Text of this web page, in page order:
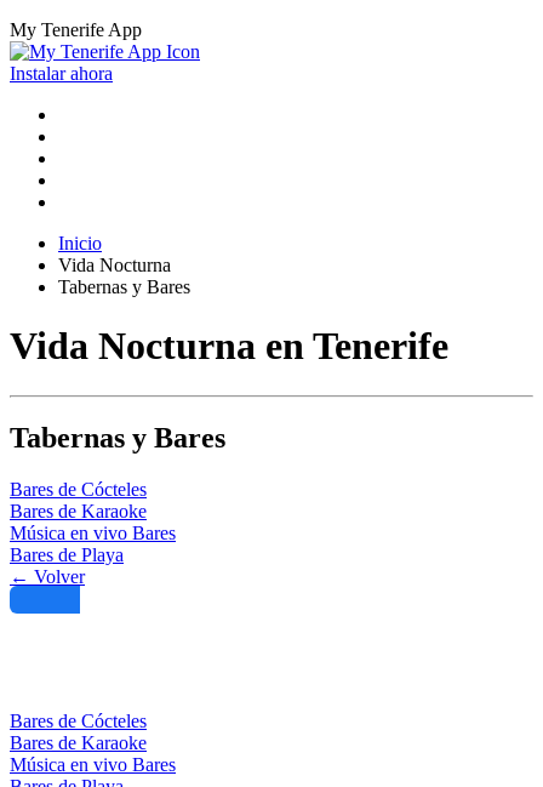
My Tenerife App
Instalar ahora
Inicio
Vida Nocturna
Tabernas y Bares
Vida Nocturna en Tenerife
Tabernas y Bares
Bares de Cócteles
Bares de Karaoke
Música en vivo Bares
Bares de Playa
← Volver
Bares de Cócteles
Bares de Karaoke
Música en vivo Bares